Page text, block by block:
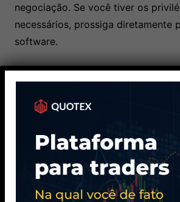
negociação. Se você tiver os
necessários, prossiga diretamente
software.
Para obter a versão desktop
Trade, acesse a página
download gratuitamente.
de instalação compatível
operacional.
Após a conclusão do
vezes no arquivo para abrir